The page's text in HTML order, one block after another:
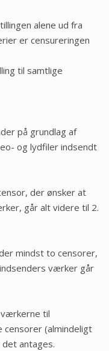
alene ud fra
er censureringen
til samtlige
på grundlag af
og lydfiler indsendt
der ønsker at
går alt videre til 2.
mindst to censorer,
værker går
til
(almindeligt
antages.